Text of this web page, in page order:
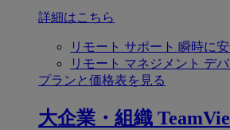
詳細はこちら
リモート サポート 瞬時に
リモート マネジメント デ
プランと価格表を見る
大企業・組織